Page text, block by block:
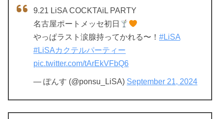
9.21 LiSA COCKTAiL PARTY
名古屋ポートメッセ初日
やっぱラスト涙腺持ってかれる〜！ #LiSA
#LiSAカクテルパーティー
pic.twitter.com/tArEkVFbQ6
— ぽんす (@ponsu_LiSA) September 21, 2024